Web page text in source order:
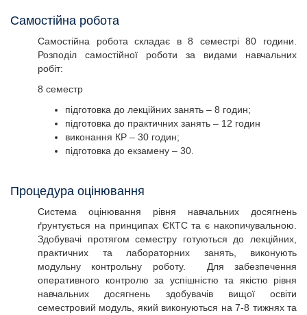
Самостійна робота
Самостійна робота складає в 8 семестрі 80 години.
Розподіл самостійної роботи за видами навчальних
робіт:
8 семестр
підготовка до лекційних занять – 8 годин;
підготовка до практичних занять – 12 годин
виконання КР – 30 годин;
підготовка до екзамену – 30.
Процедура оцінювання
Система оцінювання рівня навчальних досягнень
ґрунтується на принципах ЄКТС та є накопичувальною.
Здобувачі протягом семестру готуються до лекційних,
практичних та лабораторних занять, виконують
модульну контрольну роботу. Для забезпечення
оперативного контролю за успішністю та якістю рівня
навчальних досягнень здобувачів вищої освіти
семестровий модуль, який виконуються на 7-8 тижнях та